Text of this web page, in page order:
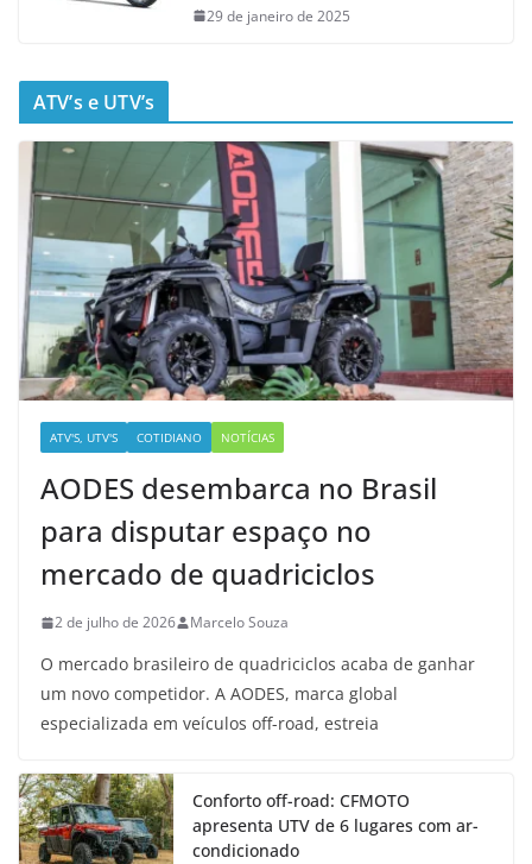
29 de janeiro de 2025
ATV’s e UTV’s
ATV'S, UTV'S COTIDIANO NOTÍCIAS
AODES desembarca no Brasil
para disputar espaço no
mercado de quadriciclos
2 de julho de 2026 Marcelo Souza
O mercado brasileiro de quadriciclos acaba de ganhar
um novo competidor. A AODES, marca global
especializada em veículos off-road, estreia
Conforto off-road: CFMOTO
apresenta UTV de 6 lugares com ar-
condicionado